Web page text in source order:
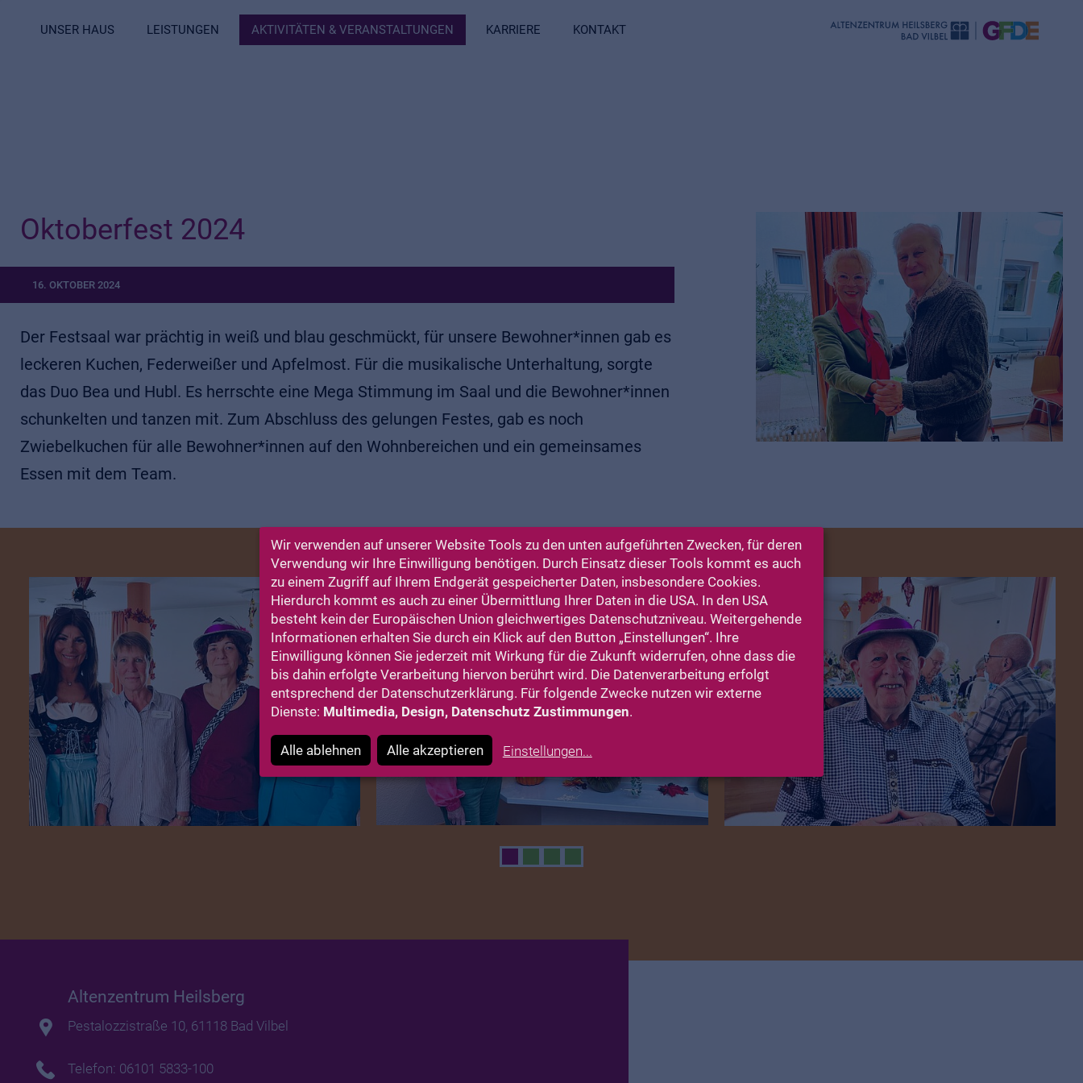
Wir verwenden auf unserer Website Tools zu den unten aufgeführten Zwecken, für deren
Verwendung wir Ihre Einwilligung benötigen. Durch Einsatz dieser Tools kommt es auch
zu einem Zugriff auf Ihrem Endgerät gespeicherter Daten, insbesondere Cookies.
Hierdurch kommt es auch zu einer Übermittlung Ihrer Daten in die USA. In den USA
besteht kein der Europäischen Union gleichwertiges Datenschutzniveau. Weitergehende
Informationen erhalten Sie durch ein Klick auf den Button „Einstellungen“. Ihre
Einwilligung können Sie jederzeit mit Wirkung für die Zukunft widerrufen, ohne dass die
bis dahin erfolgte Verarbeitung hiervon berührt wird. Die Datenverarbeitung erfolgt
entsprechend der Datenschutzerklärung. Für folgende Zwecke nutzen wir externe
Dienste: Multimedia, Design, Datenschutz Zustimmungen.
Alle ablehnen Alle akzeptieren Einstellungen...
UNSER HAUS LEISTUNGEN AKTIVITÄTEN & VERANSTALTUNGEN KARRIERE KONTAKT
Oktoberfest 2024
16. OKTOBER 2024
Der Festsaal war prächtig in weiß und blau geschmückt, für unsere Bewohner*innen gab es
leckeren Kuchen, Federweißer und Apfelmost. Für die musikalische Unterhaltung, sorgte
das Duo Bea und Hubl. Es herrschte eine Mega Stimmung im Saal und die Bewohner*innen
schunkelten und tanzen mit. Zum Abschluss des gelungen Festes, gab es noch
Zwiebelkuchen für alle Bewohner*innen auf den Wohnbereichen und ein gemeinsames
Essen mit dem Team.
Altenzentrum Heilsberg
Pestalozzistraße 10, 61118 Bad Vilbel
Telefon: 06101 5833-100